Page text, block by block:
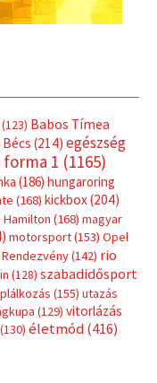
(123) Babos Tímea
Bécs (214) egészség
forma 1 (1165)
(186) hungaroring
(168) kickbox(204)
(168) magyar
motorsport(153) Opel
Rendezvény(142) rio
(128) szabadidősport
(155) utazás
(129) vitorlázás
(130) életmód(416)